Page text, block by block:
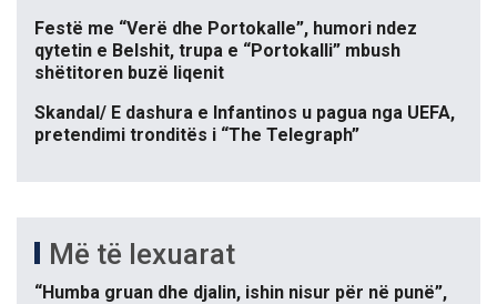
Festë me “Verë dhe Portokalle”, humori ndez
qytetin e Belshit, trupa e “Portokalli” mbush
shëtitoren buzë liqenit
Skandal/ E dashura e Infantinos u pagua nga UEFA,
pretendimi tronditës i “The Telegraph”
Më të lexuarat
“Humba gruan dhe djalin, ishin nisur për në punë”,